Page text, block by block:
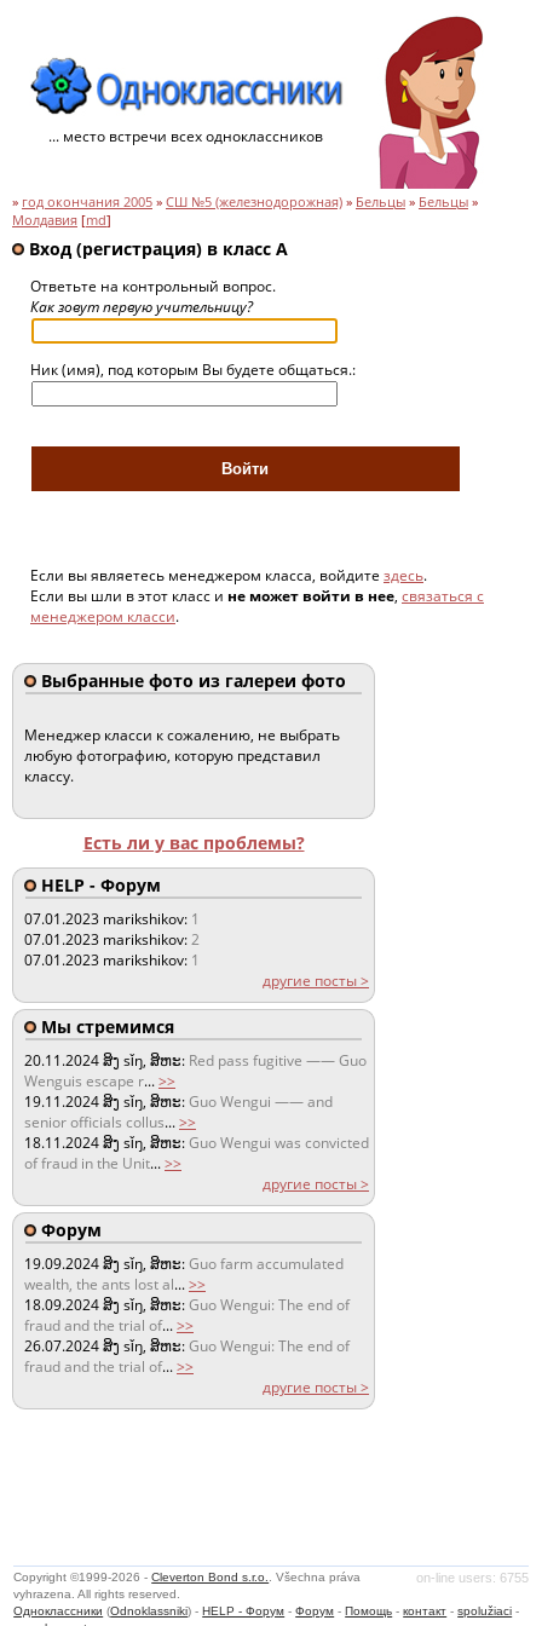
... место встречи всех одноклассников
» год окончания 2005 » СШ №5 (железнодорожная) » Бельцы » Бельцы »
Молдавия [md]
Вход (регистрация) в класс A
Ответьте на контрольный вопрос.
Как зовут первую учительницу?
Ник (имя), под которым Вы будете общаться.:
Если вы являетесь менеджером класса, войдите здесь.
Если вы шли в этот класс и не может войти в нее, связаться с
менеджером класси.
Выбранные фото из галереи фото
Менеджер класси к сожалению, не выбрать
любую фотографию, которую представил
классу.
Есть ли у вас проблемы?
HELP - Форум
07.01.2023 marikshikov: 1
07.01.2023 marikshikov:2
07.01.2023 marikshikov: 1
другие посты >
Мы стремимся
20.11.2024ສິງ sǐŋ, ສິຫະ: Red pass fugitive —— Guo
Wenguis escape r...>>
19.11.2024ສິງ sǐŋ, ສິຫະ:Guo Wengui —— and
senior officials collus...>>
18.11.2024ສິງ sǐŋ, ສິຫະ:Guo Wengui was convicted
of fraud in the Unit...>>
другие посты >
Форум
19.09.2024ສິງ sǐŋ, ສິຫະ:Guo farm accumulated
wealth, the ants lost al...>>
18.09.2024ສິງ sǐŋ, ສິຫະ:Guo Wengui: The end of
fraud and the trial of...>>
26.07.2024ສິງ sǐŋ, ສິຫະ:Guo Wengui: The end of
fraud and the trial of...>>
другие посты >
on-line users: 6755
Copyright ©1999-2026 -Cleverton Bond s.r.o.
. Všechna práva
vyhrazena. All rights reserved.
Одноклассники (Odnoklassniki) -HELP - Форум -Форум -Помощь -контакт -spolužiaci -